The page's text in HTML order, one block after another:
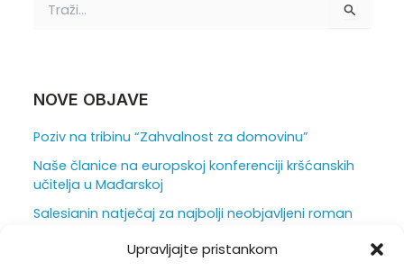
Upravljajte pristankom
:NOVE OBJAVE
Poziv na tribinu “Zahvalnost za domovinu”
Naše članice na europskoj konferenciji kršćanskih
učitelja u Mađarskoj
Salesianin natječaj za najbolji neobjavljeni roman
Ljepota i težina škole iz vizure ravnatelja